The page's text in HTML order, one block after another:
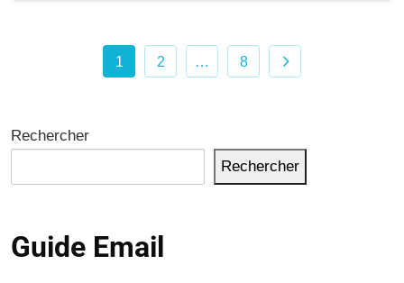
1 2 … 8
Rechercher
Rechercher
Guide Email